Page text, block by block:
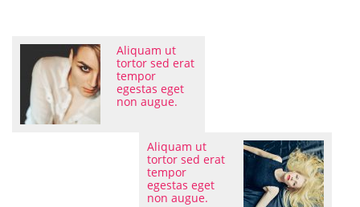
Aliquam ut
tortor sed erat
tempor
egestas eget
non augue.
Aliquam ut
tortor sed erat
tempor
egestas eget
non augue.